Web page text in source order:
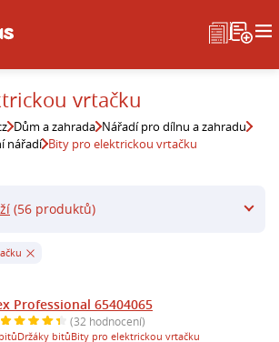
vrtačku
Dům a zahrada Nářadí pro dílnu a zahradu
nářadí Bity pro elektrickou vrtačku
Professional 65404065
(32 hodnocení)
Držáky bitůBity pro elektrickou vrtačku
(56 produktů)